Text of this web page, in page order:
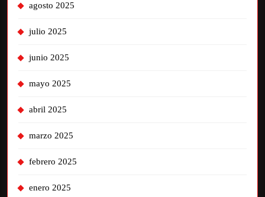
agosto 2025
julio 2025
junio 2025
mayo 2025
abril 2025
marzo 2025
febrero 2025
enero 2025